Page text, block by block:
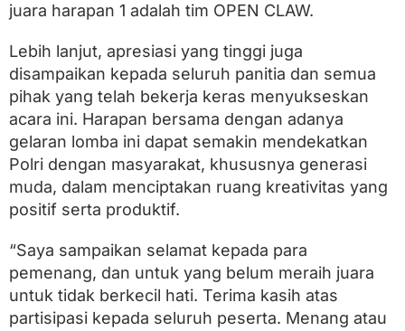
juara harapan 1 adalah tim OPEN CLAW.
Lebih lanjut, apresiasi yang tinggi juga
disampaikan kepada seluruh panitia dan semua
pihak yang telah bekerja keras menyukseskan
acara ini. Harapan bersama dengan adanya
gelaran lomba ini dapat semakin mendekatkan
Polri dengan masyarakat, khususnya generasi
muda, dalam menciptakan ruang kreativitas yang
positif serta produktif.
“Saya sampaikan selamat kepada para
pemenang, dan untuk yang belum meraih juara
untuk tidak berkecil hati. Terima kasih atas
partisipasi kepada seluruh peserta. Menang atau